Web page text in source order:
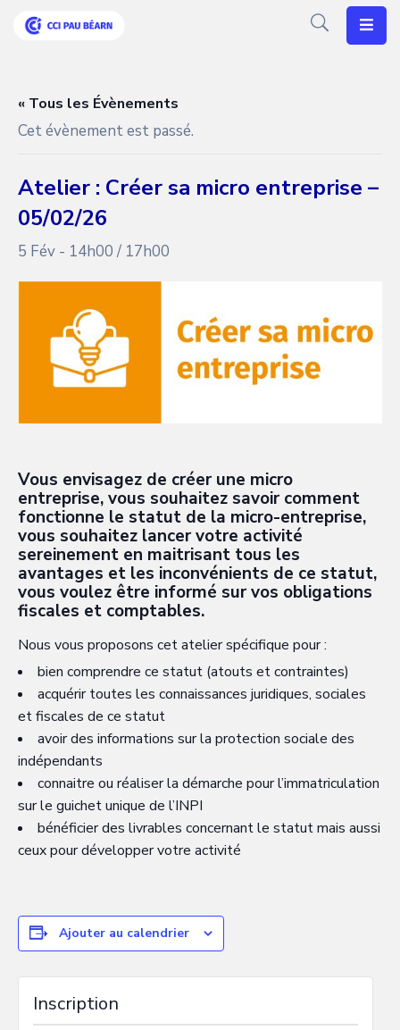
CCI
Vos
Agenda
Nos
« Tous les Évènements
Cet évènement est passé.
Atelier : Créer sa micro entreprise –
05/02/26
5 Fév - 14h00/ 17h00
Vous envisagez de créer une micro
entreprise, vous souhaitez savoir comment
fonctionne le statut de la micro-entreprise,
vous souhaitez lancer votre activité
sereinement en maitrisant tous les
avantages et les inconvénients de ce statut,
vous voulez être informé sur vos obligations
fiscales et comptables.
Nous vous proposons cet atelier spécifique pour :
bien comprendre ce statut (atouts et contraintes)
acquérir toutes les connaissances juridiques, sociales
et fiscales de ce statut
avoir des informations sur la protection sociale des
indépendants
connaitre ou réaliser la démarche pour l’immatriculation
sur le guichet unique de l’INPI
bénéficier des livrables concernant le statut mais aussi
ceux pour développer votre activité
Ajouter au calendrier
Inscription